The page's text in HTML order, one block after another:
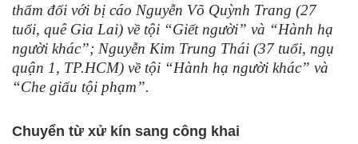
thẩm đối với bị cáo Nguyễn Võ Quỳnh Trang (27
tuổi, quê Gia Lai) về tội “Giết người” và “Hành hạ
người khác”; Nguyễn Kim Trung Thái (37 tuổi, ngụ
quận 1, TP.HCM) về tội “Hành hạ người khác” và
“Che giấu tội phạm”.
Chuyển từ xử kín sang công khai